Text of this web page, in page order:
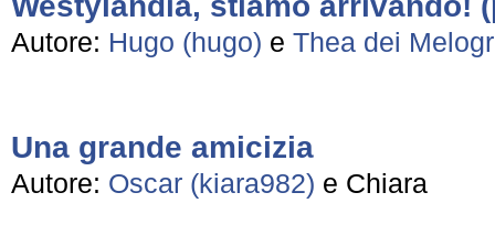
Autore: Hugo (hugo) e Thea dei
Una grande amicizia
Autore: Oscar (kiara982) e Chiara